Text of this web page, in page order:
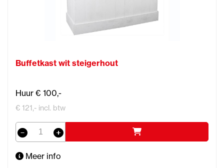
Buffetkast wit steigerhout
Huur € 100,-
€ 121,- incl. btw
Meer info